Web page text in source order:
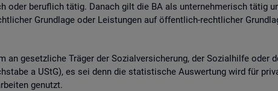
oder be­ruf­lich tätig. Da­nach gilt die BA als un­ter­neh­me­risch tätig
Grund­la­ge oder Leis­tun­gen auf öf­fent­lich-recht­li­cher
ge­setz­li­che Trä­ger der So­zi­al­ver­si­che­rung, der So­zi­al­hil­fe oder
a UStG), es sei denn die sta­tis­ti­sche Aus­wer­tung wird für
ge­nutzt.